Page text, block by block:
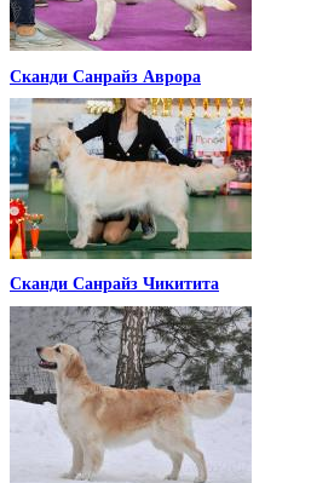
Сканди Санрайз Аврора
Сканди Санрайз Чикитита